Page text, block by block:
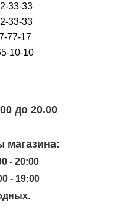
33-33
33-33
77-17
10-10
до 20.00
магазина:
- 20:00
- 19:00